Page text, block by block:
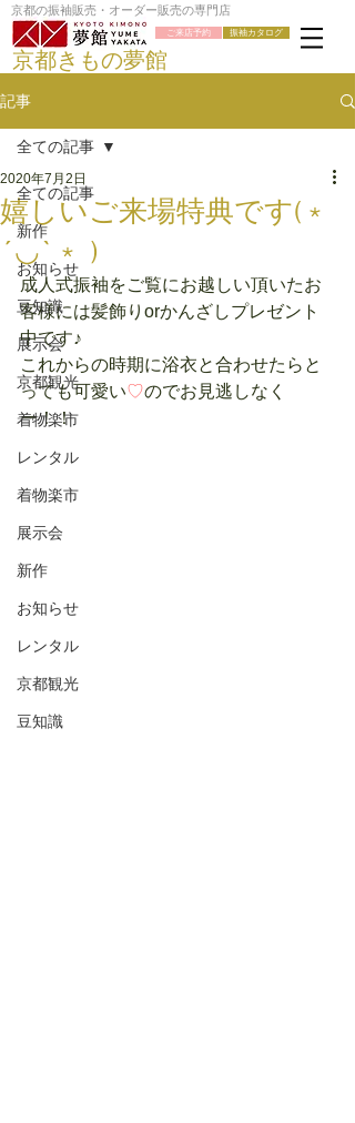
ご来店予約
京都の振袖販売・オーダー販売の専門店
京都きもの夢館
振袖カタログ
記事
全ての記事
新作
お知らせ
豆知識
展示会
京都観光
着物楽市
レンタル
着物楽市
展示会
新作
お知らせ
レンタル
京都観光
豆知識
全ての記事
嬉しいご来場特典です(﹡
´◡`﹡ )
2020年7月2日
成人式振袖をご覧にお越しい頂いたお
客様には髪飾りorかんざしプレゼント
中です♪
これからの時期に浴衣と合わせたらと
っても可愛い♡のでお見逃しなく
ー！！